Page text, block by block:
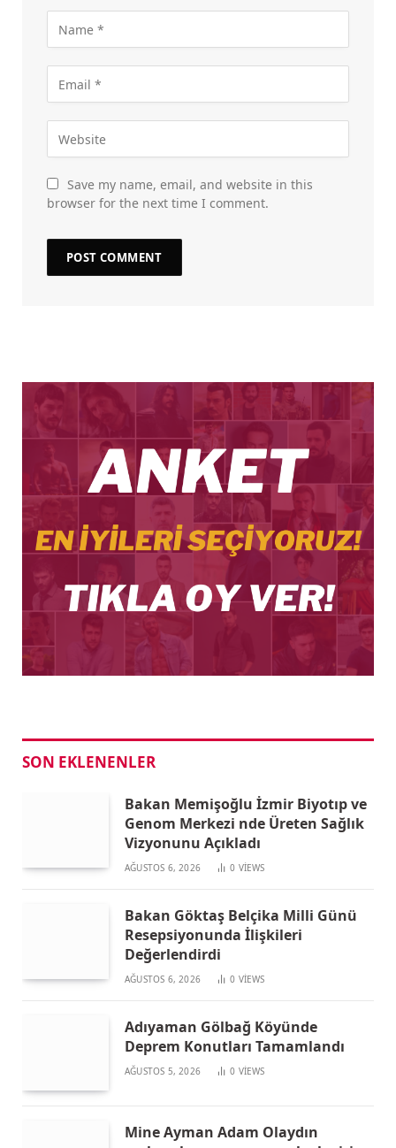
Save my name, email, and website in this
browser for the next time I comment.
SON EKLENENLER
Bakan Memişoğlu İzmir Biyotıp ve
Genom Merkezi nde Üreten Sağlık
Vizyonunu Açıkladı
AĞUSTOS 6, 2026 0 VIEWS
Bakan Göktaş Belçika Milli Günü
Resepsiyonunda İlişkileri
Değerlendirdi
AĞUSTOS 6, 2026 0 VIEWS
Adıyaman Gölbağ Köyünde
Deprem Konutları Tamamlandı
AĞUSTOS 5, 2026 0 VIEWS
Mine Ayman Adam Olaydın